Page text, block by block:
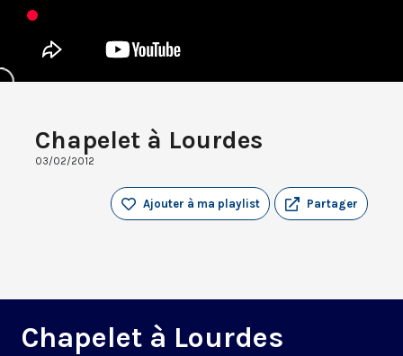
Chapelet à Lourdes
03/02/2012
Partager
Ajouter à ma playlist
Chapelet à Lourdes